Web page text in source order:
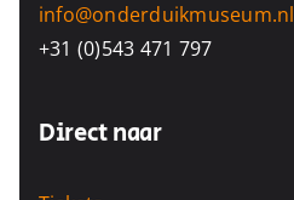
info@onderduikmuseum.nl
+31 (0)543 471 797
Direct naar